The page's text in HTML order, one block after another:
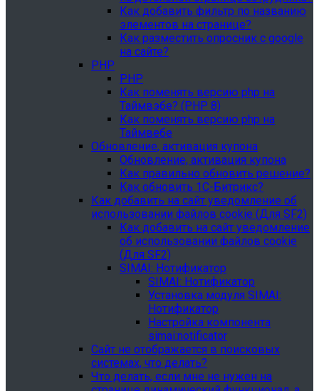
Как добавить фильтр по названию
элементов на странице?
Как разместить опросник с google
на сайте?
PHP
PHP
Как поменять версию php на
Таймвэбе? (PHP 8)
Как поменять версию php на
Таймвебе
Обновление, активация купона
Обновление, активация купона
Как правильно обновить решение?
Как обновить 1С-Битрикс?
Как добавить на сайт уведомление об
использовании файлов cookie (Для SF2)
Как добавить на сайт уведомление
об использовании файлов cookie
(Для SF2)
SIMAI: Нотификатор
SIMAI: Нотификатор
Установка модуля SIMAI:
Нотификатор
Настройка компонента
simai:notificator
Сайт не отображается в поисковых
системах, что делать?
Что делать, если мне не нужен на